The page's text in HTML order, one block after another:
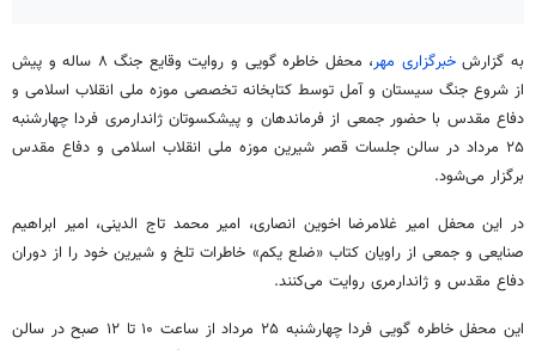
به گزارشخبرگزاری مهر
، محفل خاطره گویی و روایت وقایع جنگ ۸ ساله و پیش
از شروع جنگ سیستان و آمل توسط کتابخانه تخصصی موزه ملی انقلاب اسلامی و
دفاع مقدس با حضور جمعی از فرماندهان و پیشکسوتان ژاندارمری فردا چهارشنبه
۲۵ مرداد در سالن جلسات قصر شیرین موزه ملی انقلاب اسلامی و دفاع مقدس
برگزار می‌شود.
در این محفل امیر غلامرضا اخوین انصاری، امیر محمد تاج الدینی، امیر ابراهیم
صنایعی و جمعی از راویان کتاب «ضلع یکم» خاطرات تلخ و شیرین خود را از دوران
دفاع مقدس و ژاندارمری روایت می‌کنند.
این محفل خاطره گویی فردا چهارشنبه ۲۵ مرداد از ساعت ۱۰ تا ۱۲ صبح در سالن